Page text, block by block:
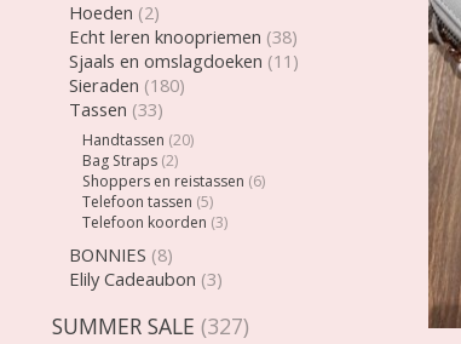
Hoeden (2)
Echt leren knoopriemen (38)
Sjaals en omslagdoeken (11)
Sieraden (180)
Tassen (33)
Handtassen (20)
Bag Straps (2)
Shoppers en reistassen (6)
Telefoon tassen (5)
Telefoon koorden (3)
BONNIES (8)
Elily Cadeaubon (3)
SUMMER SALE (327)